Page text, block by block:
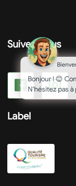
Suivez-nous
Label
Bonjour ! 😊
N'hésitez pas